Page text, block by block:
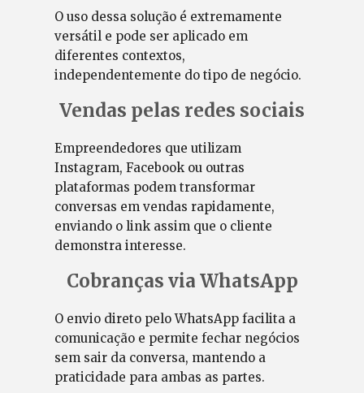
O uso dessa solução é extremamente
versátil e pode ser aplicado em
diferentes contextos,
independentemente do tipo de negócio.
Vendas pelas redes sociais
Empreendedores que utilizam
Instagram, Facebook ou outras
plataformas podem transformar
conversas em vendas rapidamente,
enviando o link assim que o cliente
demonstra interesse.
Cobranças via WhatsApp
O envio direto pelo WhatsApp facilita a
comunicação e permite fechar negócios
sem sair da conversa, mantendo a
praticidade para ambas as partes.